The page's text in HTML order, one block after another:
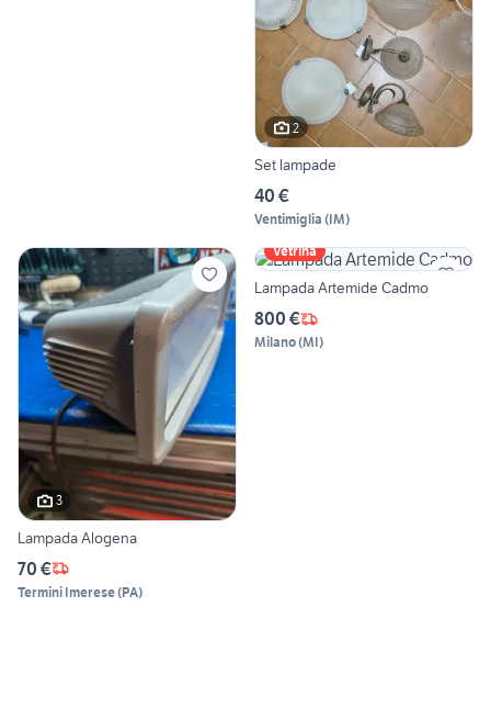
2
Set lampade
40 €
Ventimiglia (IM)
3
Lampada Alogena
70 €
Termini Imerese(PA)
Vetrina
Lampada Artemide Cadmo
800 €
Milano(MI)